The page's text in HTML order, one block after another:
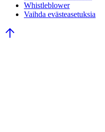
Whistleblower
Vaihda evästeasetuksia